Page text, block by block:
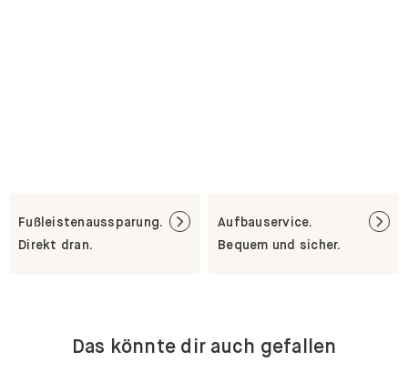
Fußleistenaussparung.
Direkt dran.
Aufbauservice.
Bequem und sicher.
Das könnte dir auch gefallen